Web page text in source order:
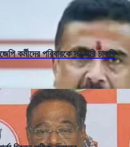
কর্মীদের পরিবারকে সরকারি চাকরি